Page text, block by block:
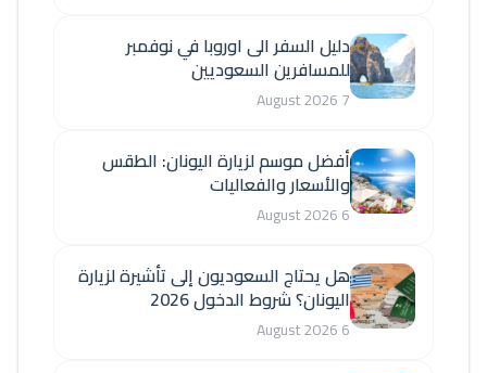
دليل السفر الى اوروبا في نوفمبر
للمسافرين السعوديين
7 August 2026
أفضل موسم لزيارة اليونان: الطقس
والأسعار والفعاليات
6 August 2026
هل يحتاج السعوديون إلى تأشيرة لزيارة
اليونان؟ شروط الدخول 2026
6 August 2026